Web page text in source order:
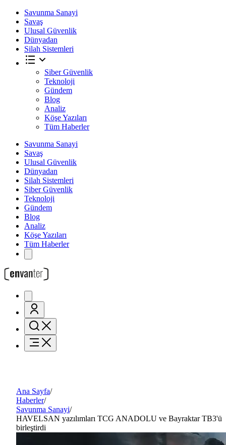
Savunma Sanayi
Savaş
Ulusal Güvenlik
Dünyadan
Silah Sistemleri
Siber Güvenlik
Teknoloji
Gündem
Blog
Analiz
Köşe Yazıları
Tüm Haberler
Savunma Sanayi
Savaş
Ulusal Güvenlik
Dünyadan
Silah Sistemleri
Siber Güvenlik
Teknoloji
Gündem
Blog
Analiz
Köşe Yazıları
Tüm Haberler
Ana Sayfa/
Haberler/
Savunma Sanayi/
HAVELSAN yazılımları TCG ANADOLU ve Bayraktar TB3'ü
birleştirdi